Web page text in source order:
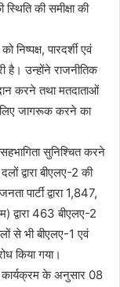
की समीक्षा की
निष्पक्ष, पारदर्शी एवं
है। उन्होंने राजनीतिक
करने तथा मतदाताओं
जागरूक करने का
सहभागिता सुनिश्चित करने
द्वारा बीएलए-2 की
पार्टी द्वारा 1,847,
द्वारा 463 बीएलए-2
से भी बीएलए-1 एवं
किया गया।
कार्यक्रम के अनुसार 08